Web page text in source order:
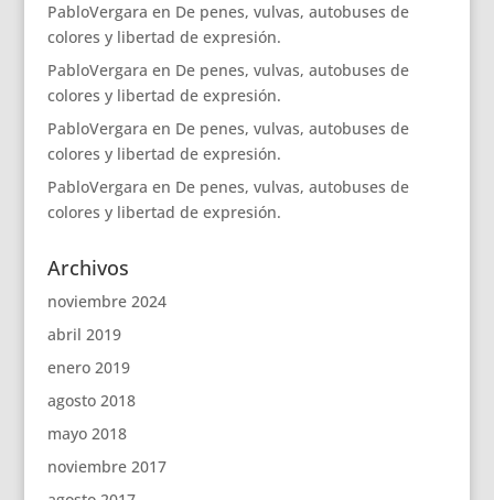
PabloVergara en De penes, vulvas, autobuses de
colores y libertad de expresión.
PabloVergara en De penes, vulvas, autobuses de
colores y libertad de expresión.
PabloVergara en De penes, vulvas, autobuses de
colores y libertad de expresión.
PabloVergara en De penes, vulvas, autobuses de
colores y libertad de expresión.
Archivos
noviembre 2024
abril 2019
enero 2019
agosto 2018
mayo 2018
noviembre 2017